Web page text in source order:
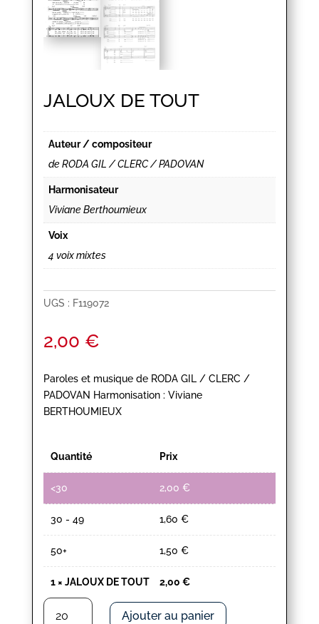
JALOUX DE TOUT
Auteur / compositeur
de RODA GIL / CLERC / PADOVAN
Harmonisateur
Viviane Berthoumieux
Voix
4 voix mixtes
UGS : F119072
2,00 €
Paroles et musique de RODA GIL / CLERC /
PADOVAN Harmonisation : Viviane
BERTHOUMIEUX
Quantité Prix
<30 2,00 €
30 - 49 1,60 €
50+ 1,50 €
1× JALOUX DE TOUT 2,00 €
quantité
Ajouter au panier